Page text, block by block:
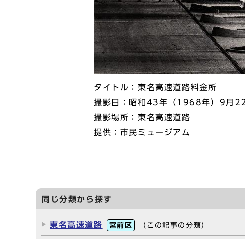
タイトル：東名高速道路料金所
撮影日：昭和43年（1968年）9月
撮影場所：東名高速道路
提供：市民ミュージアム
同じ分類から探す
東名高速道路 宮前区 （この記事の分類）